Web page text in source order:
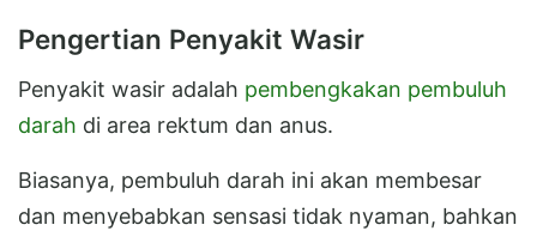
Pengertian Penyakit Wasir
Penyakit wasir adalah pembengkakan pembuluh
darah di area rektum dan anus.
Biasanya, pembuluh darah ini akan membesar
dan menyebabkan sensasi tidak nyaman, bahkan